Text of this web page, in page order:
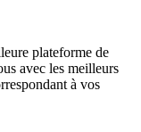
plateforme de
avec les meilleurs
à vos